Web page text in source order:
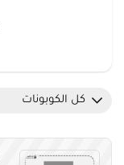
كل الكوبونات